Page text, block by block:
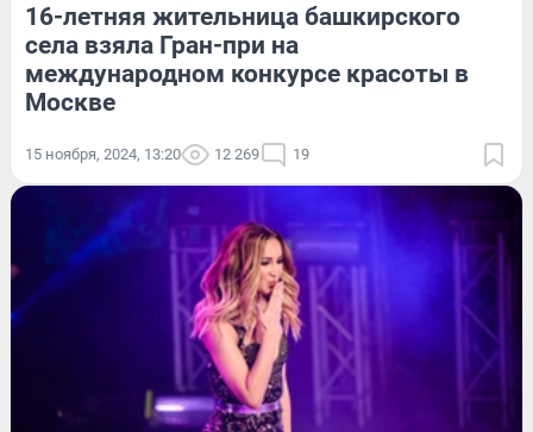
16-летняя жительница башкирского
села взяла Гран-при на
международном конкурсе красоты в
Москве
15 ноября, 2024, 13:20 12 269 19